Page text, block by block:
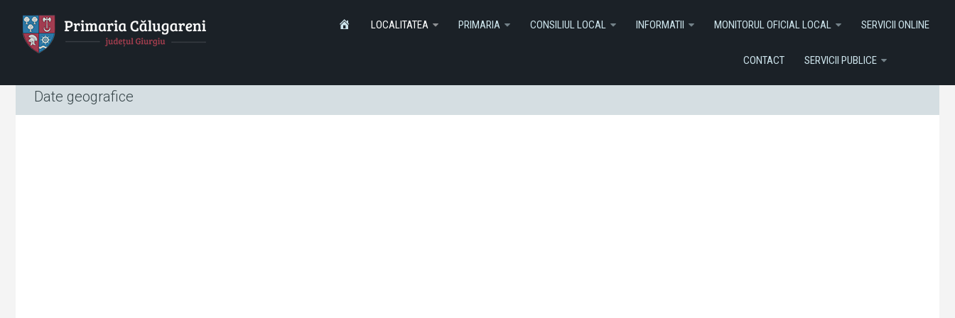
HOMELOCALITATEA PRIMARIA CONSILIUL LOCAL INFORMATII MONITORUL OFICIAL LOCAL SERVICII ONLINE
CONTACT SERVICII PUBLICE
HOMELocalitatea Primaria Informatii Monitorul Oficial Local SERVICII ONLINE Contact Servicii Publice
Date geografice